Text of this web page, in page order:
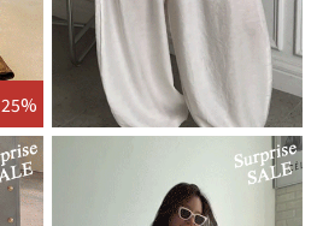
25%